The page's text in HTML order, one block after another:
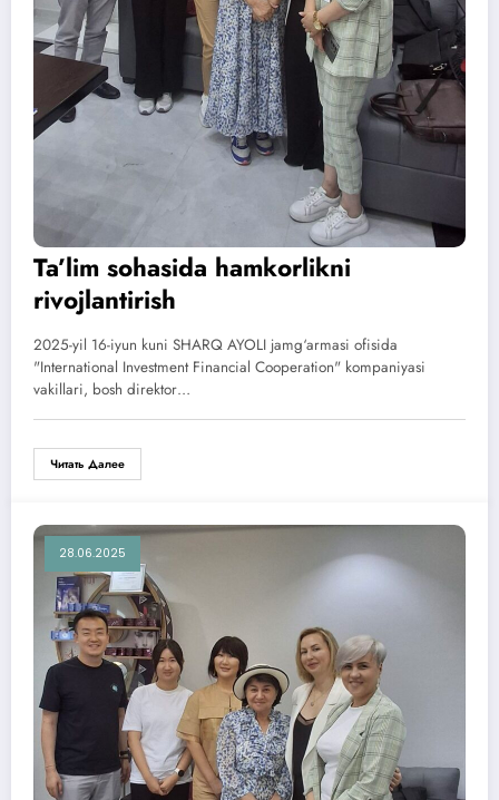
Ta’lim sohasida hamkorlikni
rivojlantirish
2025-yil 16-iyun kuni SHARQ AYOLI jamg‘armasi ofisida
"International Investment Financial Cooperation" kompaniyasi
vakillari, bosh direktor…
Читать Далее
28.06.2025